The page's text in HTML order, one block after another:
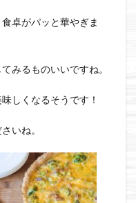
卓がパッと華やぎま
みるものいいですね。
しくなるそうです！
いね。